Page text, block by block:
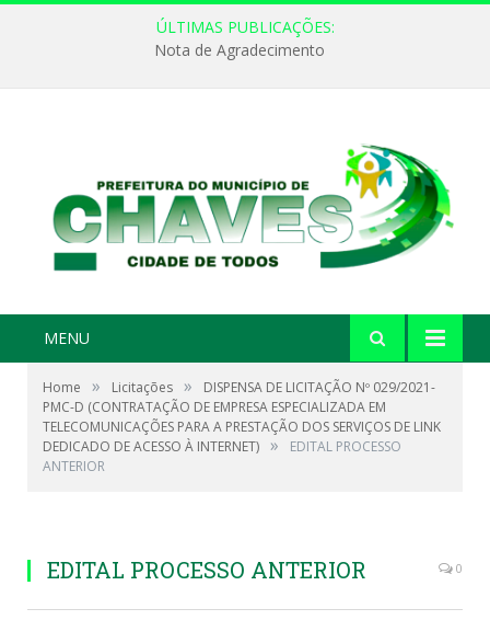
ÚLTIMAS PUBLICAÇÕES:
Nota de Agradecimento
MENU
Home » Licitações »
DISPENSA DE LICITAÇÃO Nº 029/2021-
PMC-D (CONTRATAÇÃO DE EMPRESA ESPECIALIZADA EM
TELECOMUNICAÇÕES PARA A PRESTAÇÃO DOS SERVIÇOS DE LINK
DEDICADO DE ACESSO À INTERNET) »
EDITAL PROCESSO
ANTERIOR
EDITAL PROCESSO ANTERIOR 0